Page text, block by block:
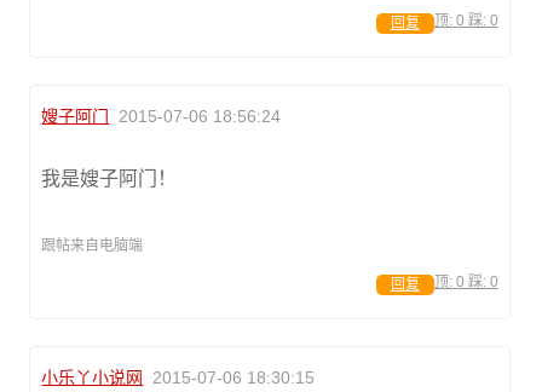
顶: 0 踩: 0
回复
嫂子阿门 2015-07-06 18:56:24
我是嫂子阿门！
跟帖来自电脑端
顶: 0 踩: 0
回复
小乐丫小说网 2015-07-06 18:30:15